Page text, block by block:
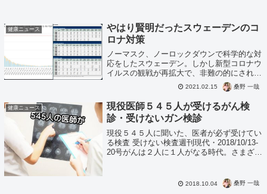
健康ニュース
やはり賢明だったスウェーデンのコ
ロナ対策
ノーマスク、ノーロックダウンで科学的な対
応をしたスウェーデン。しかし新型コロナウ
イルスの観戦が再拡大で、非難の的にされて
いましたが収束。社会や人権への規制も起こ
さず、医療崩壊もなし。また経済でも落ち込
みを北欧の中でも最小限レベルで維持。ま
さ...
2021.02.15 桑野 一哉
健康ニュース
現役医師５４５人が受けるがん検
診・受けないガン検診
現役５４５人に聞いた、医者が必ず受けてい
る検査 受けない検査週刊現代・2018/10/13-
20号がんは２人に１人がなる時代。さまざま
効果ないと思ったら受けない...
2018.10.04 桑野 一哉